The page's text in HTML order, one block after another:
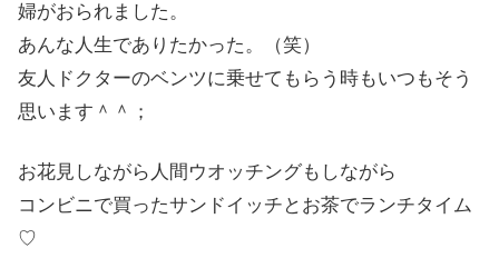
婦がおられました。
あんな人生でありたかった。（笑）
友人ドクターのベンツに乗せてもらう時もいつもそう
思います＾＾；
お花見しながら人間ウオッチングもしながら
コンビニで買ったサンドイッチとお茶でランチタイム
♡